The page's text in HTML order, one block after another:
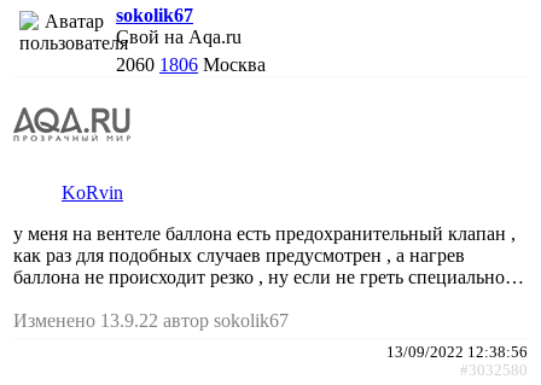
sokolik67
Свой на Aqa.ru
2060 1806 Москва
KoRvin
у меня на вентеле баллона есть предохранительный клапан ,
как раз для подобных случаев предусмотрен , а нагрев
баллона не происходит резко , ну если не греть специально…
Изменено 13.9.22 автор sokolik67
13/09/2022 12:38:56
#3032580